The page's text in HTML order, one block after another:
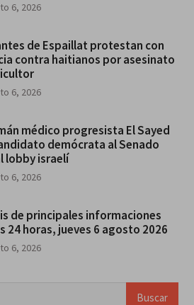
6, 2026
de Espaillat protestan con
contra haitianos por asesinato
6, 2026
médico progresista El Sayed
demócrata al Senado
lobby israelí
6, 2026
de principales informaciones
24 horas, jueves 6 agosto 2026
6, 2026